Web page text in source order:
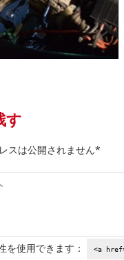
す
スは公開されません*
を使用できます： <a